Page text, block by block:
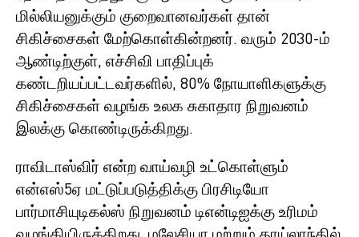
மில்லியனுக்கும் குறைவானவர்கள் தான்
சிகிச்சைகள் மேற்கொள்கின்றனர். வரும் 2030-ம்
ஆண்டிற்குள், எச்சிவி பாதிப்புக்
கண்டறியப்பட்டவர்களில், 80% நோயாளிகளுக்கு
சிகிச்சைகள் வழங்க உலக சுகாதார நிறுவனம்
இலக்கு கொண்டிருக்கிறது.
ராவிடாஸ்விர் என்ற வாய்வழி உட்கொள்ளும்
என்எஸ்5ஏ மட்டுப்படுத்திக்கு பிரசிடியோ
பார்மாசியுடிகல்ஸ் நிறுவனம் டிஎன்டிஐக்கு உரிமம்